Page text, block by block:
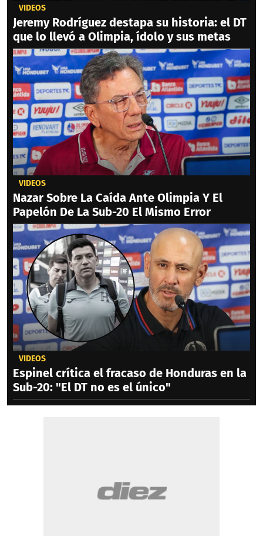
VIDEOS
Jeremy Rodríguez destapa su historia: el DT
que lo llevó a Olimpia, ídolo y sus metas
VIDEOS
Nazar Sobre La Caída Ante Olimpia Y El
Papelón De La Sub-20 El Mismo Error
VIDEOS
Espinel crítica el fracaso de Honduras en la
Sub-20: "El DT no es el único"